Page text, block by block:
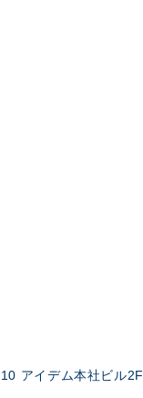
アイデム本社ビル2F